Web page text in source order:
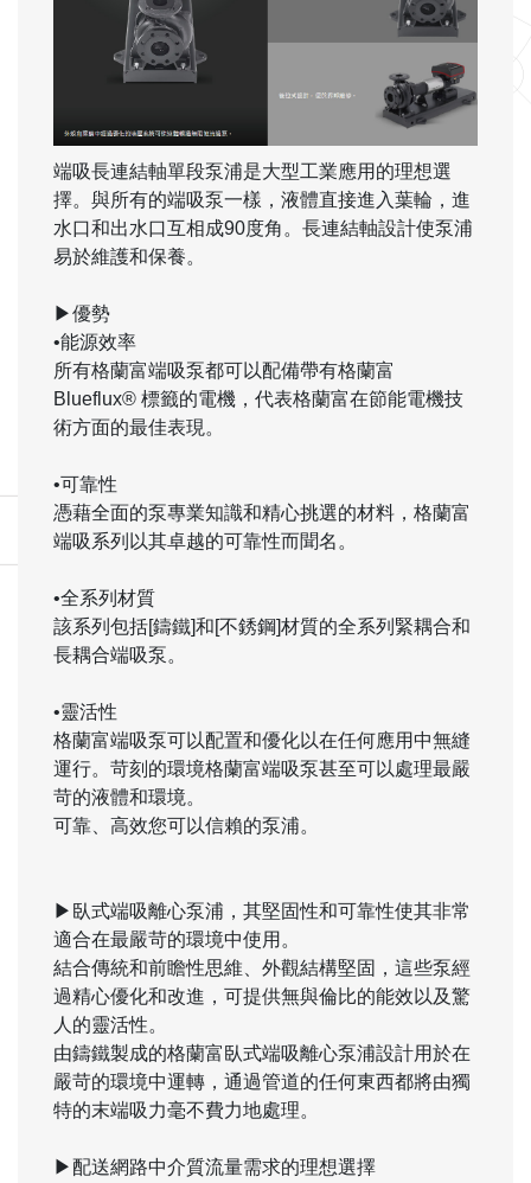
端吸長連結軸單段泵浦是大型工業應用的理想選
擇。與所有的端吸泵一樣，液體直接進入葉輪，進
水口和出水口互相成90度角。長連結軸設計使泵浦
易於維護和保養。
▶優勢
•能源效率
所有格蘭富端吸泵都可以配備帶有格蘭富
Blueflux® 標籤的電機，代表格蘭富在節能電機技
術方面的最佳表現。
•可靠性
憑藉全面的泵專業知識和精心挑選的材料，格蘭富
端吸系列以其卓越的可靠性而聞名。
•全系列材質
該系列包括[鑄鐵]和[不銹鋼]材質的全系列緊耦合和
長耦合端吸泵。
•靈活性
格蘭富端吸泵可以配置和優化以在任何應用中無縫
運行。苛刻的環境格蘭富端吸泵甚至可以處理最嚴
苛的液體和環境。
可靠、高效您可以信賴的泵浦。
▶臥式端吸離心泵浦，其堅固性和可靠性使其非常
適合在最嚴苛的環境中使用。
結合傳統和前瞻性思維、外觀結構堅固，這些泵經
過精心優化和改進，可提供無與倫比的能效以及驚
人的靈活性。
由鑄鐵製成的格蘭富臥式端吸離心泵浦設計用於在
嚴苛的環境中運轉，通過管道的任何東西都將由獨
特的末端吸力毫不費力地處理。
▶配送網路中介質流量需求的理想選擇